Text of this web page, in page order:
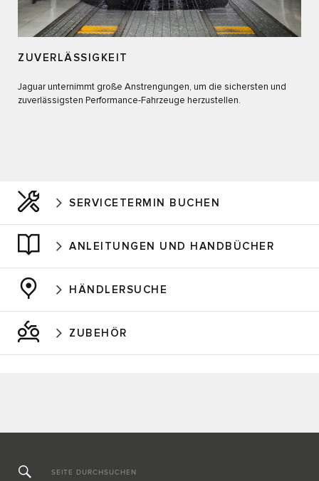
ZUVERLÄSSIGKEIT
Jaguar unternimmt große Anstrengungen, um die sichersten und
zuverlässigsten Performance-Fahrzeuge herzustellen.
SERVICETERMIN BUCHEN
ANLEITUNGEN UND HANDBÜCHER
HÄNDLERSUCHE
ZUBEHÖR
SEITE DURCHSUCHEN